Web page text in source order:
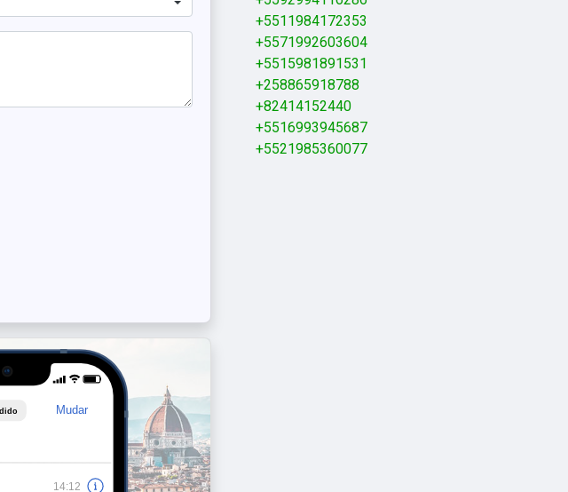
+5511984172353
+5571992603604
+5515981891531
+258865918788
+82414152440
+5516993945687
+5521985360077